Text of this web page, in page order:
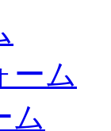
ーム
ム